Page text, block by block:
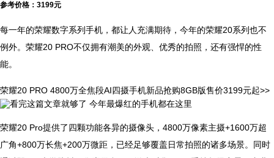
参考价格：3199元
每一年的荣耀数字系列手机，都让人充满期待，今年的荣耀20系列也不
例外。荣耀20 PRO不仅拥有潮美的外观、优秀的拍照，还有强悍的性
能。
荣耀20 PRO 4800万全焦段AI四摄手机新品抢购8GB版售价3199元起>>
荣耀20 Pro提供了四颗功能各异的摄像头，4800万像素主摄+1600万超
广角+800万长焦+200万微距，已经足够覆盖日常拍照的诸多场景。同时